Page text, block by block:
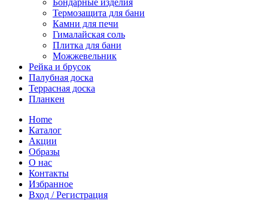
Термозащита для бани
Камни для печи
Гималайская соль
Плитка для бани
Можжевельник
Рейка и брусок
Палубная доска
Террасная доска
Планкен
Home
Каталог
Акции
Образы
О нас
Контакты
Избранное
Вход / Регистрация